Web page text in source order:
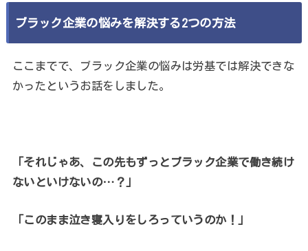
ブラック企業の悩みを解決する2つの方法
ここまでで、ブラック企業の悩みは労基では解決できな
かったというお話をしました。
「それじゃあ、この先もずっとブラック企業で働き続け
ないといけないの…？」
「このまま泣き寝入りをしろっていうのか！」